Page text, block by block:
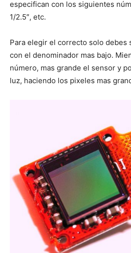
especifican con los siguientes
1/2.5″, etc.
Para elegir el correcto solo debes
con el denominador mas bajo.
número, mas grande el sensor y
luz, haciendo los pixeles mas